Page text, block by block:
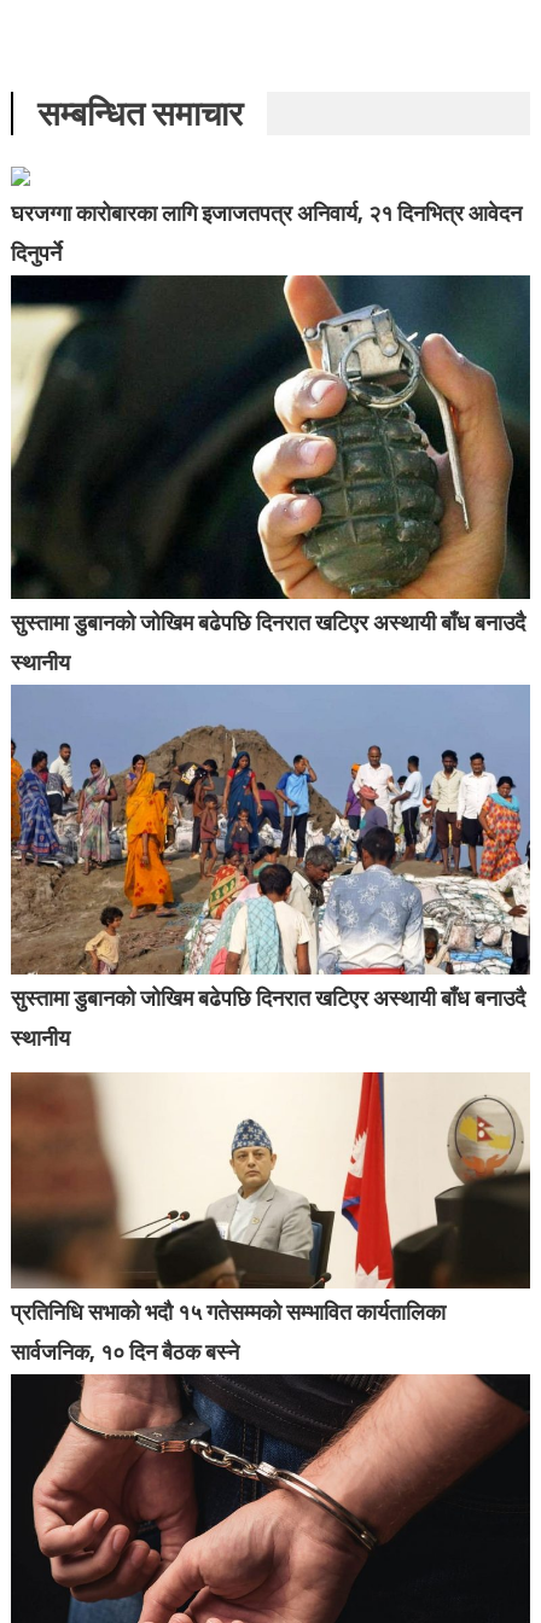
सम्बन्धित समाचार
घरजग्गा कारोबारका लागि इजाजतपत्र अनिवार्य, २१ दिनभित्र आवेदन
दिनुपर्ने
सुस्तामा डुबानको जोखिम बढेपछि दिनरात खटिएर अस्थायी बाँध बनाउदै
स्थानीय
सुस्तामा डुबानको जोखिम बढेपछि दिनरात खटिएर अस्थायी बाँध बनाउदै
स्थानीय
प्रतिनिधि सभाको भदौ १५ गतेसम्मको सम्भावित कार्यतालिका
सार्वजनिक, १० दिन बैठक बस्ने